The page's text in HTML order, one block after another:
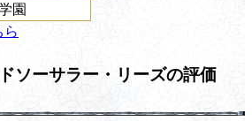
園
ら
ソーサラー・リーズの評価